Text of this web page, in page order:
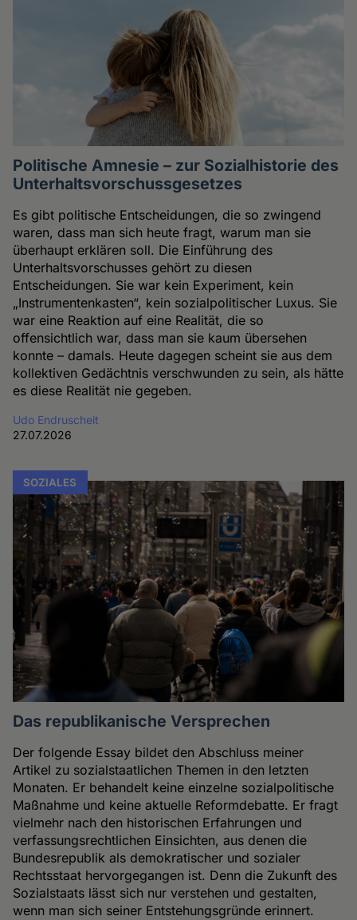
Politische Amnesie – zur Sozialhistorie des
Unterhaltsvorschussgesetzes
Es gibt politische Entscheidungen, die so zwingend
waren, dass man sich heute fragt, warum man sie
überhaupt erklären soll. Die Einführung des
Unterhaltsvorschusses gehört zu diesen
Entscheidungen. Sie war kein Experiment, kein
„Instrumentenkasten“, kein sozialpolitischer Luxus. Sie
war eine Reaktion auf eine Realität, die so
offensichtlich war, dass man sie kaum übersehen
konnte – damals. Heute dagegen scheint sie aus dem
kollektiven Gedächtnis verschwunden zu sein, als hätte
es diese Realität nie gegeben.
Udo Endruscheit
27.07.2026
SOZIALES
Das republikanische Versprechen
Der folgende Essay bildet den Abschluss meiner
Artikel zu sozialstaatlichen Themen in den letzten
Monaten. Er behandelt keine einzelne sozialpolitische
Maßnahme und keine aktuelle Reformdebatte. Er fragt
vielmehr nach den historischen Erfahrungen und
verfassungsrechtlichen Einsichten, aus denen die
Bundesrepublik als demokratischer und sozialer
Rechtsstaat hervorgegangen ist. Denn die Zukunft des
Sozialstaats lässt sich nur verstehen und gestalten,
wenn man sich seiner Entstehungsgründe erinnert.